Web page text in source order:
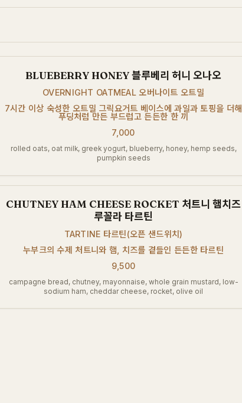
BLUEBERRY HONEY 블루베리 허니 오나오
OVERNIGHT OATMEAL 오버나이트 오트밀
7시간 이상 숙성한 오트밀 그릭요거트 베이스에 과일과 토핑을 더해
푸딩처럼 만든 부드럽고 든든한 한 끼
7,000
rolled oats, oat milk, greek yogurt, blueberry, honey, hemp seeds,
pumpkin seeds
CHUTNEY HAM CHEESE ROCKET 처트니 햄치즈
루꼴라 타르틴
TARTINE 타르틴(오픈 샌드위치)
누부크의 수제 처트니와 햄, 치즈를 곁들인 든든한 타르틴
9,500
campagne bread, chutney, mayonnaise, whole grain mustard, low-
sodium ham, cheddar cheese, rocket, olive oil